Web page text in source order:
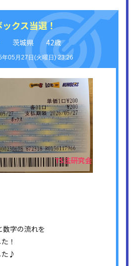
クス当選！
茨城県 42歳
年05月27日(火曜日) 23:26
数字の流れを
！
た♪